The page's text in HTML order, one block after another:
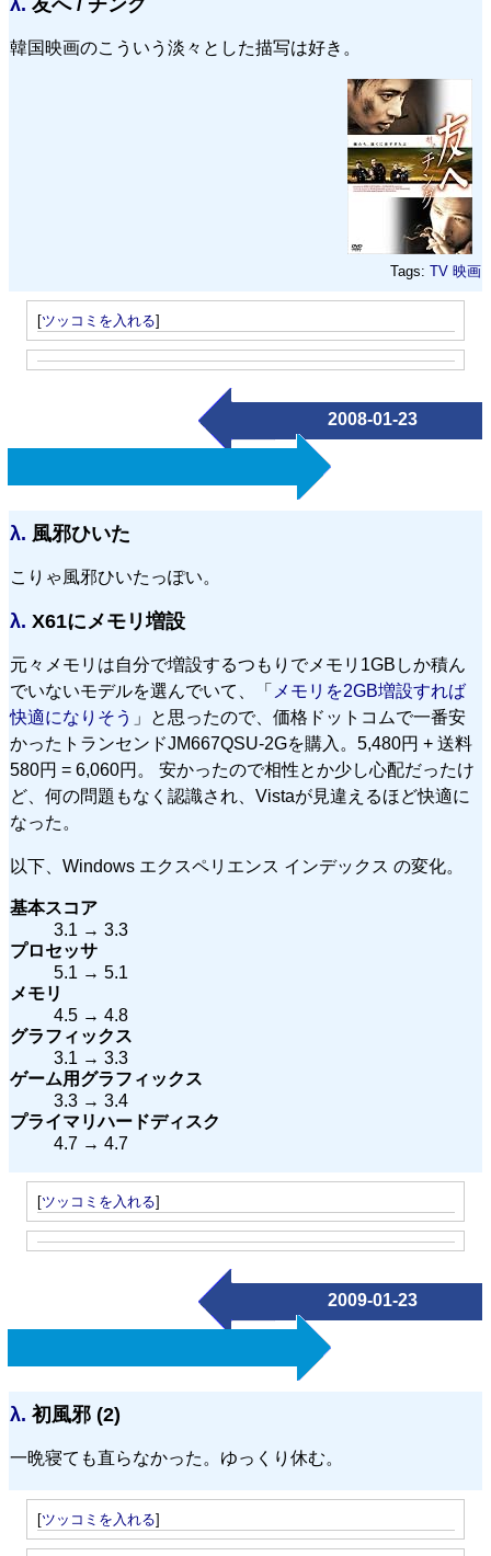
λ. 友へ / チング
韓国映画のこういう淡々とした描写は好き。
Tags: TV 映画
[ツッコミを入れる]
2008-01-23
λ. 風邪ひいた
こりゃ風邪ひいたっぽい。
λ. X61にメモリ増設
元々メモリは自分で増設するつもりでメモリ1GBしか積ん
でいないモデルを選んでいて、「 メモリを2GB増設すれば
快適になりそう 」と思ったので、価格ドットコムで一番安
かったトランセンドJM667QSU-2Gを購入。5,480円 + 送料
580円 = 6,060円。 安かったので相性とか少し心配だったけ
ど、何の問題もなく認識され、Vistaが見違えるほど快適に
なった。
以下、Windows エクスペリエンス インデックス の変化。
基本スコア
3.1 → 3.3
プロセッサ
5.1 → 5.1
メモリ
4.5 → 4.8
グラフィックス
3.1 → 3.3
ゲーム用グラフィックス
3.3 → 3.4
プライマリハードディスク
4.7 → 4.7
[ツッコミを入れる]
2009-01-23
λ. 初風邪 (2)
一晩寝ても直らなかった。ゆっくり休む。
[ツッコミを入れる]